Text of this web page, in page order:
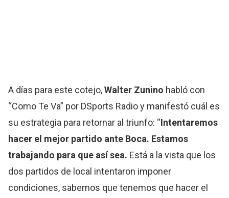
A días para este cotejo,Walter Zunino habló con
“Como Te Va” por DSports Radio y manifestó cuál es
su estrategia para retornar al triunfo: “Intentaremos
hacer el mejor partido ante Boca. Estamos
trabajando para que así sea. Está a la vista que los
dos partidos de local intentaron imponer
condiciones, sabemos que tenemos que hacer el